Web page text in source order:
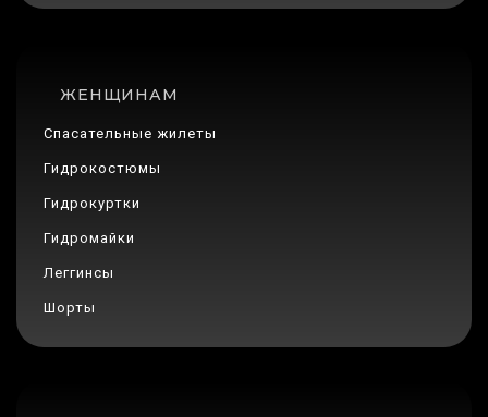
ЖЕНЩИНАМ
Спасательные жилеты
Гидрокостюмы
Гидрокуртки
Гидромайки
Леггинсы
Шорты